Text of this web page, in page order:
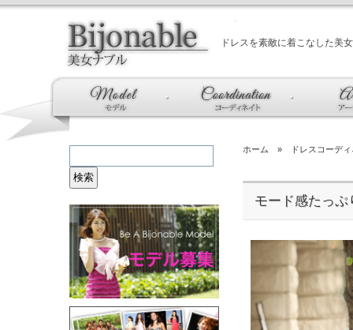
ドレスを素敵に着こなした美
ホーム » ドレスコーデ
モード感たっ